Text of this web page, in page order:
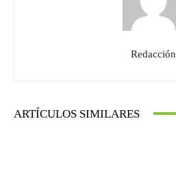
Redacción
ARTÍCULOS SIMILARES